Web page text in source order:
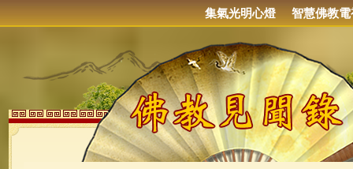
集氣光明心燈 智慧佛教電